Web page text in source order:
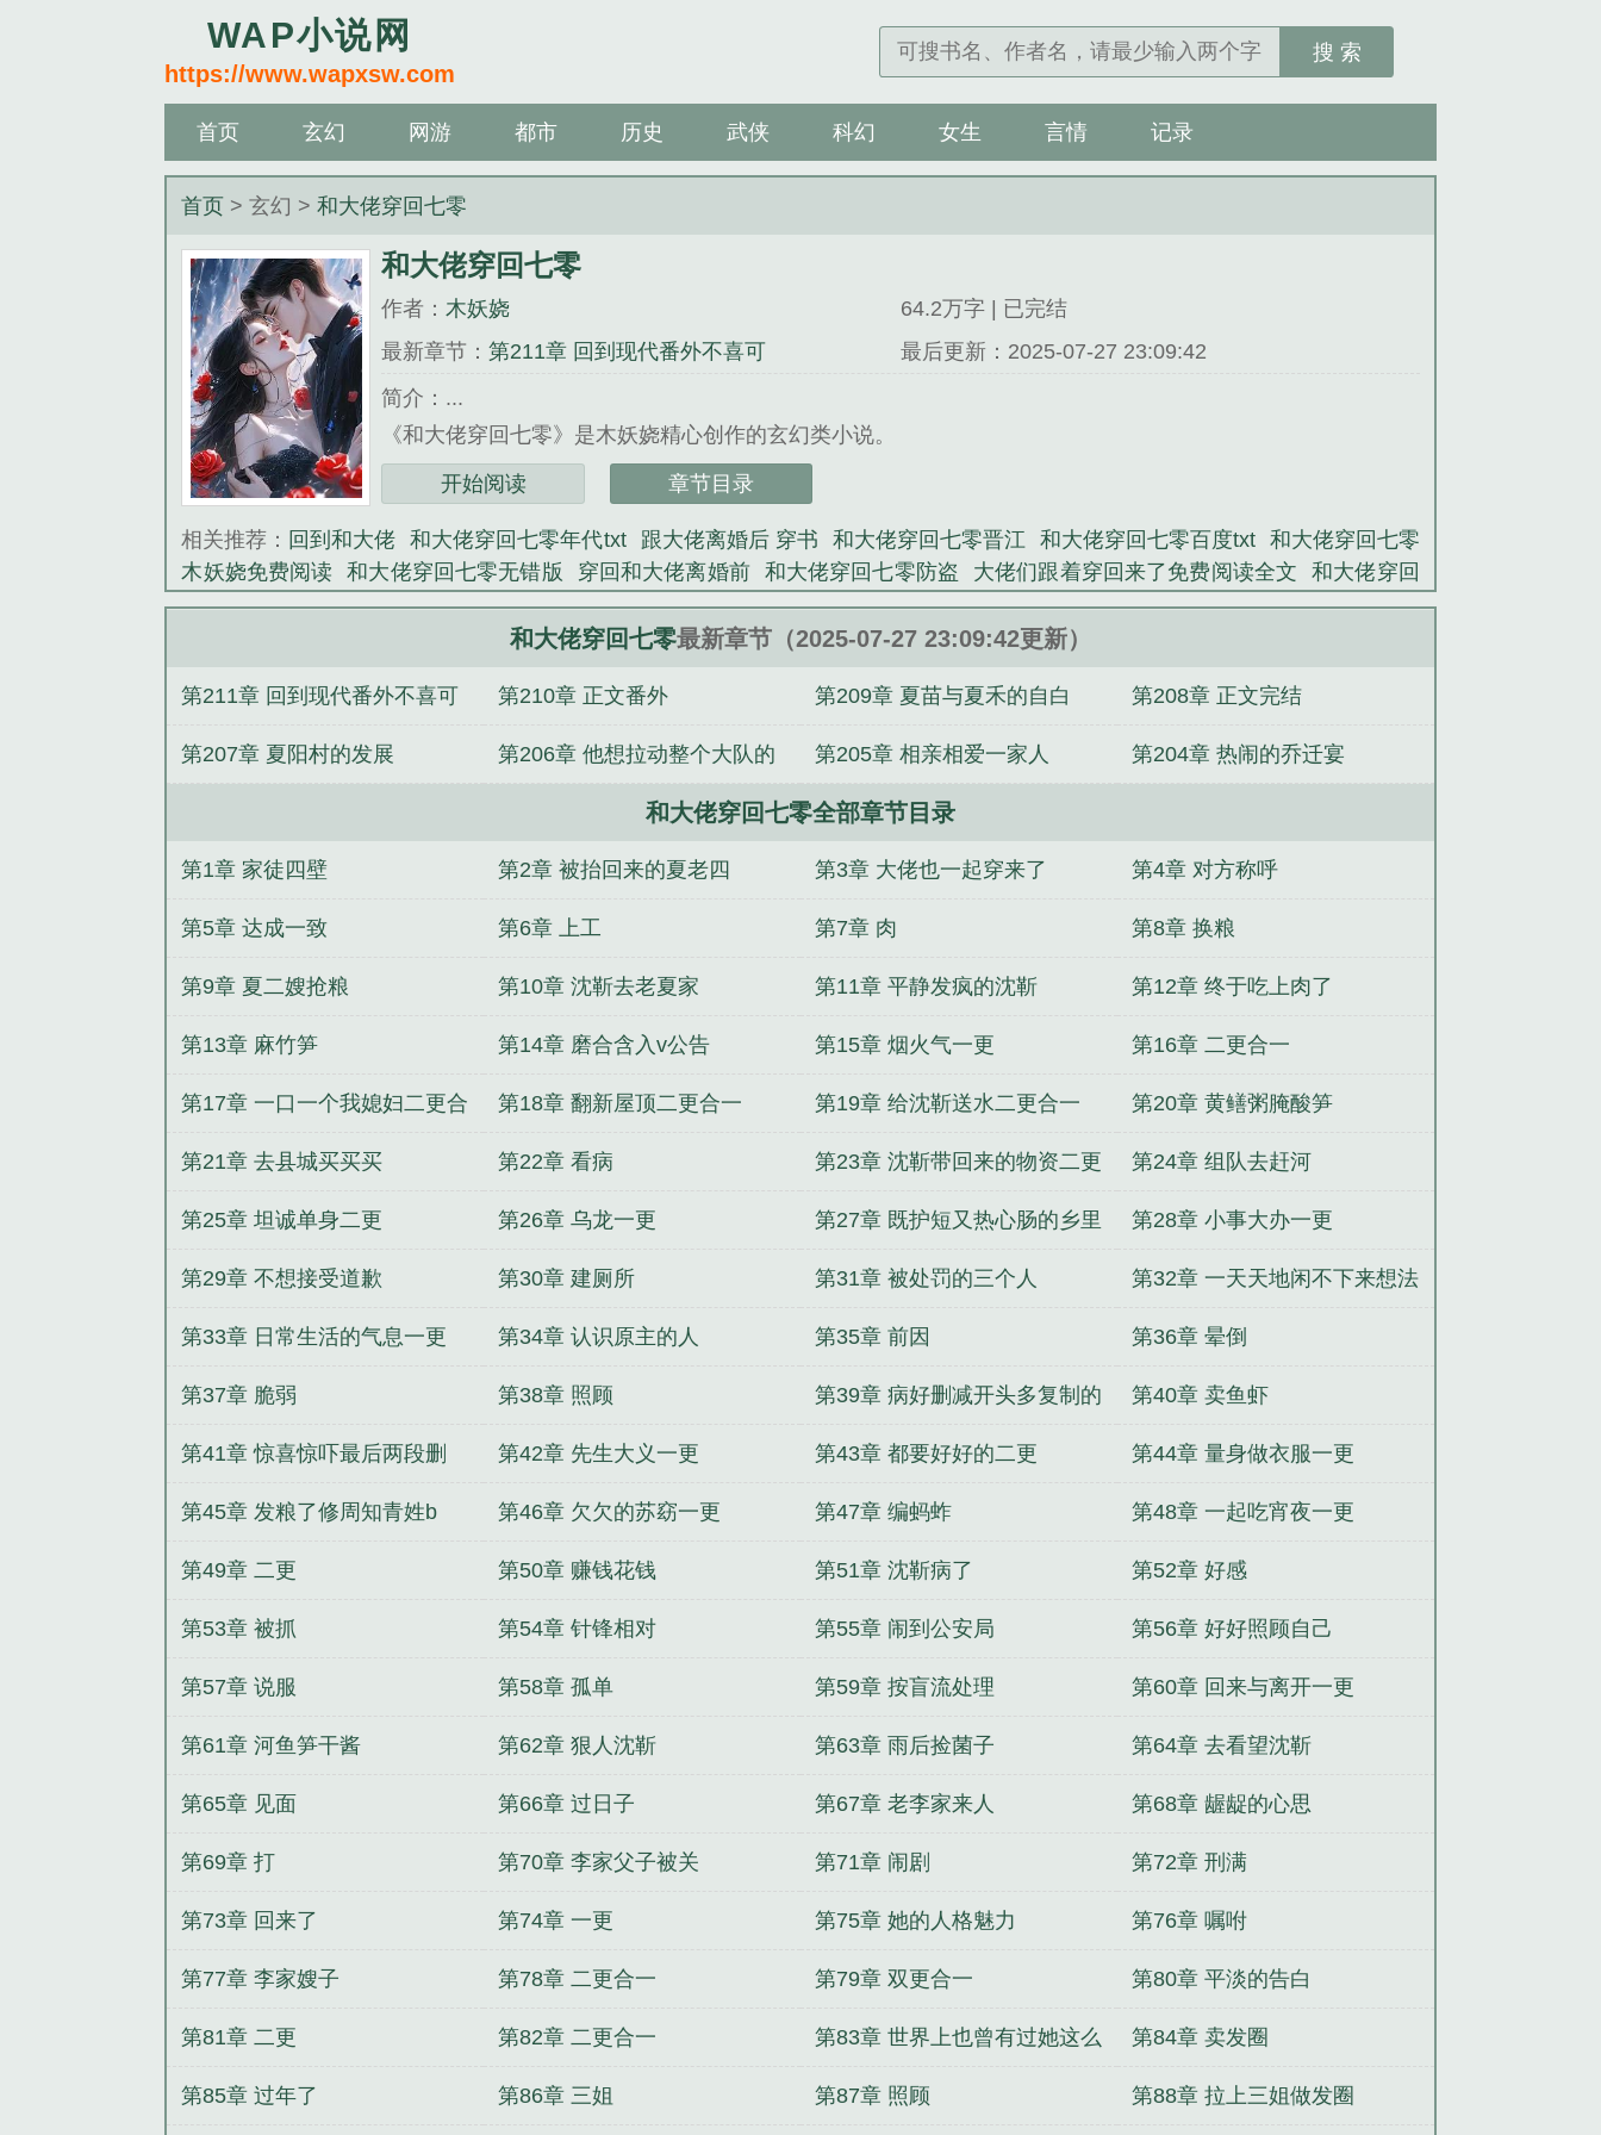
WAP小说网
https://www.wapxsw.com
搜 索
首页 玄幻 网游 都市 历史 武侠 科幻 女生 言情 记录
首页 > 玄幻 >和大佬穿回七零
和大佬穿回七零
作者： 木妖娆
64.2万字 | 已完结
最新章节：第211章 回到现代番外不喜可
最后更新：2025-07-27 23:09:42
简介：...
《和大佬穿回七零》是木妖娆精心创作的玄幻类小说。
开始阅读 章节目录
相关推荐： 回到和大佬 和大佬穿回七零年代txt 跟大佬离婚后 穿书 和大佬穿回七零晋江 和大佬穿回七零百度txt
和大佬穿回七零
木妖娆免费阅读
和大佬穿回七零无错版 穿回和大佬离婚前 和大佬穿回七零防盗 大佬们跟着穿回来了免费阅读全文
和大佬穿回
七零无防盗 和大佬穿回七零格格党免费阅读 和大佬穿回七零TXT 和大佬穿回七零木妖娆笔趣阁 大佬穿回七零TXT 和大佬穿回
和大佬穿回七零木妖娆千千 和大佬穿回七零晋江文学城 大佬们跟着穿回来了 和大佬穿回七零日常txt
穿回七零番外 木妖娆 和大佬穿回七零TXT免费 和大佬穿回七零百度附带番外 跟大佬离婚后穿书免费 和大佬穿回七零全文免费
结局 和大佬离婚后穿书 和大佬穿回七零百度 和大佬穿回七零木妖娆 跟大佬离婚后【穿书】 和大佬反派互穿日常
和大佬穿回
和大佬一户口本了[七零 和大佬互穿日常
和大佬穿回七零笔趣阁 回到和大佬结婚 穿回来后和大佬谈恋爱
常
和大佬穿回七零免费 和大佬穿回七零TXT免费笔趣阁
和大佬穿回七零最新章节（2025-07-27 23:09:42更新）
第211章 回到现代番外不喜可 第210章 正文番外 第209章 夏苗与夏禾的自白 第208章 正文完结
第207章 夏阳村的发展 第206章 他想拉动整个大队的 第205章 相亲相爱一家人 第204章 热闹的乔迁宴
和大佬穿回七零全部章节目录
第1章 家徒四壁 第2章 被抬回来的夏老四 第3章 大佬也一起穿来了 第4章 对方称呼
第5章 达成一致 第6章 上工 第7章 肉 第8章 换粮
第9章 夏二嫂抢粮 第10章 沈靳去老夏家 第11章 平静发疯的沈靳 第12章 终于吃上肉了
第13章 麻竹笋 第14章 磨合含入v公告 第15章 烟火气一更 第16章 二更合一
第17章 一口一个我媳妇二更合
一
第18章 翻新屋顶二更合一 第19章 给沈靳送水二更合一 第20章 黄鳝粥腌酸笋
第21章 去县城买买买 第22章 看病 第23章 沈靳带回来的物资二更 第24章 组队去赶河
第25章 坦诚单身二更 第26章 乌龙一更 第27章 既护短又热心肠的乡里
乡
第28章 小事大办一更
第29章 不想接受道歉 第30章 建厕所 第31章 被处罚的三个人 第32章 一天天地闲不下来想法
第33章 日常生活的气息一更 第34章 认识原主的人 第35章 前因 第36章 晕倒
第37章 脆弱 第38章 照顾 第39章 病好删减开头多复制的 第40章 卖鱼虾
第41章 惊喜惊吓最后两段删 第42章 先生大义一更 第43章 都要好好的二更 第44章 量身做衣服一更
第45章 发粮了修周知青姓b 第46章 欠欠的苏窈一更 第47章 编蚂蚱 第48章 一起吃宵夜一更
第49章 二更 第50章 赚钱花钱 第51章 沈靳病了 第52章 好感
第53章 被抓 第54章 针锋相对 第55章 闹到公安局 第56章 好好照顾自己
第57章 说服 第58章 孤单 第59章 按盲流处理 第60章 回来与离开一更
第61章 河鱼笋干酱 第62章 狠人沈靳 第63章 雨后捡菌子 第64章 去看望沈靳
第65章 见面 第66章 过日子 第67章 老李家来人 第68章 龌龊的心思
第69章 打 第70章 李家父子被关 第71章 闹剧 第72章 刑满
第73章 回来了 第74章 一更 第75章 她的人格魅力 第76章 嘱咐
第77章 李家嫂子 第78章 二更合一 第79章 双更合一 第80章 平淡的告白
第81章 二更 第82章 二更合一 第83章 世界上也曾有过她这么
一
第84章 卖发圈
第85章 过年了 第86章 三姐 第87章 照顾 第88章 拉上三姐做发圈